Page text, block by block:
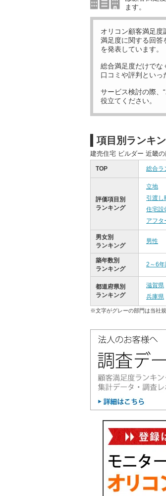
ます。
オリコン顧客満足度
満足度に関する回答
を発表しています。
総合満足度だけでな
口コミや評判といっ
サービス検討の際、
役立てください。
項目別ランキ
建売住宅 ビルダー 近畿
TOP 総合ラ
評価項目別
ランキング
立地
引渡し
住宅設
アフタ
男女別
ランキング
男性
築年数別
ランキング
2～6年
都道府県別
ランキング
滋賀県
兵庫県
※文字がグレーの部門は当社